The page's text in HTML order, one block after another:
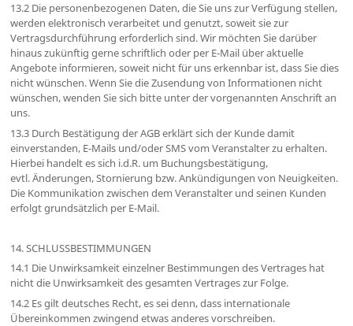
13.2 Die personenbezogenen Daten, die Sie uns zur Verfügung stellen,
werden elektronisch verarbeitet und genutzt, soweit sie zur
Vertragsdurchführung erforderlich sind. Wir möchten Sie darüber
hinaus zukünftig gerne schriftlich oder per E-Mail über aktuelle
Angebote informieren, soweit nicht für uns erkennbar ist, dass Sie dies
nicht wünschen. Wenn Sie die Zusendung von Informationen nicht
wünschen, wenden Sie sich bitte unter der vorgenannten Anschrift an
uns.
13.3 Durch Bestätigung der AGB erklärt sich der Kunde damit
einverstanden, E-Mails und/oder SMS vom Veranstalter zu erhalten.
Hierbei handelt es sich i.d.R. um Buchungsbestätigung,
evtl. Änderungen, Stornierung bzw. Ankündigungen von Neuigkeiten.
Die Kommunikation zwischen dem Veranstalter und seinen Kunden
erfolgt grundsätzlich per E-Mail.
14. SCHLUSSBESTIMMUNGEN
14.1 Die Unwirksamkeit einzelner Bestimmungen des Vertrages hat
nicht die Unwirksamkeit des gesamten Vertrages zur Folge.
14.2 Es gilt deutsches Recht, es sei denn, dass internationale
Übereinkommen zwingend etwas anderes vorschreiben.